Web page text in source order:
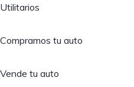
Utilitarios
Compramos tu auto
Vende tu auto